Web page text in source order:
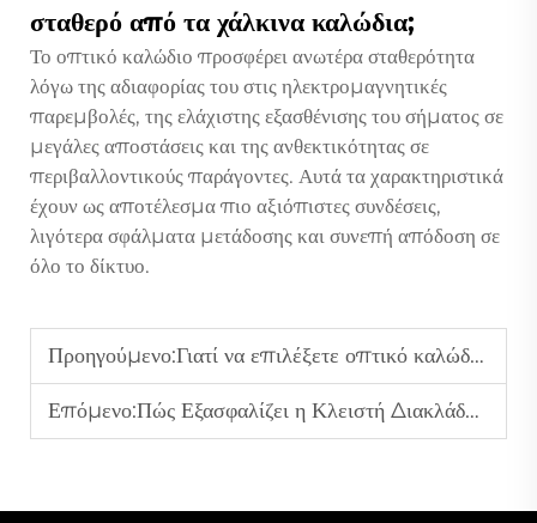
σταθερό από τα χάλκινα καλώδια;
Το οπτικό καλώδιο προσφέρει ανωτέρα σταθερότητα
λόγω της αδιαφορίας του στις ηλεκτρομαγνητικές
παρεμβολές, της ελάχιστης εξασθένισης του σήματος σε
μεγάλες αποστάσεις και της ανθεκτικότητας σε
περιβαλλοντικούς παράγοντες. Αυτά τα χαρακτηριστικά
έχουν ως αποτέλεσμα πιο αξιόπιστες συνδέσεις,
λιγότερα σφάλματα μετάδοσης και συνεπή απόδοση σε
όλο το δίκτυο.
Προηγούμενο:Γιατί να επιλέξετε οπτικό καλώδιο για σύγχρονα συστήματα επικοινωνίας;
Επόμενο:Πώς Εξασφαλίζει η Κλειστή Διακλάδωση Οπτικών Ινών τη Σταθερότητα του Δικτύου;